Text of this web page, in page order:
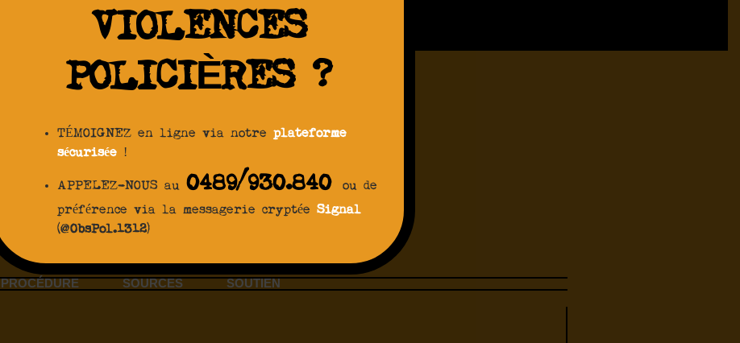
PROCÉDURE SOURCES SOUTIEN
VIOLENCES
POLICIÈRES ?
TÉMOIGNEZ en ligne via notreplateforme
sécurisée !
APPELEZ-NOUS au0489/930.840ou de
préférence via la messagerie cryptéeSignal
(@ObsPol.1312)